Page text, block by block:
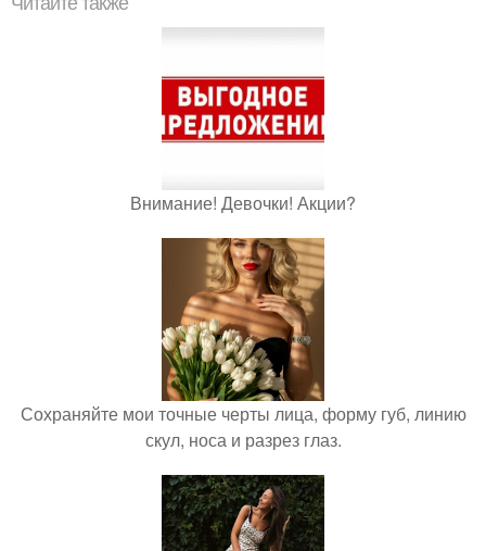
Внимание! Девочки! Акции?
Сохраняйте мои точные черты лица, форму губ, линию
скул, носа и разрез глаз.